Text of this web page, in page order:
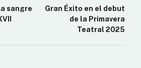
sangre
Gran Éxito en el debut
de la Primavera
Teatral 2025